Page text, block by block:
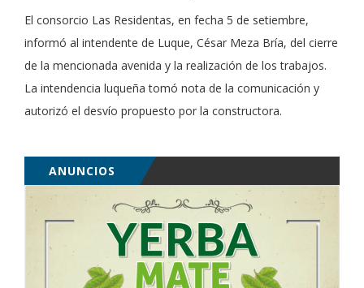
El consorcio Las Residentas, en fecha 5 de setiembre,
informó al intendente de Luque, César Meza Bría, del cierre
de la mencionada avenida y la realización de los trabajos.
La intendencia luqueña tomó nota de la comunicación y
autorizó el desvío propuesto por la constructora.
ANUNCIOS